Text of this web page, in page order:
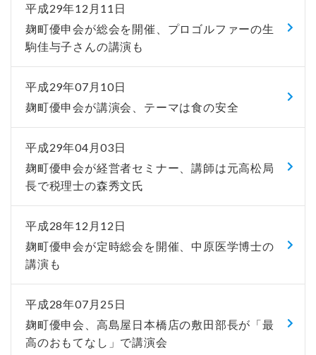
平成29年12月11日
麹町優申会が総会を開催、プロゴルファーの生
駒佳与子さんの講演も
平成29年07月10日
麹町優申会が講演会、テーマは食の安全
平成29年04月03日
麹町優申会が経営者セミナー、講師は元高松局
長で税理士の森秀文氏
平成28年12月12日
麹町優申会が定時総会を開催、中原医学博士の
講演も
平成28年07月25日
麹町優申会、高島屋日本橋店の敷田部長が「最
高のおもてなし」で講演会